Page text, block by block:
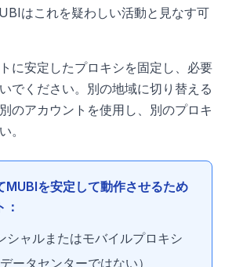
はこれを疑わしい活動と見なす可
に安定したプロキシを固定し、必要
でください。別の地域に切り替える
のアカウントを使用し、別のプロキ
。
MUBIを安定して動作させるため
シャルまたはモバイルプロキシ
ータセンターではない）